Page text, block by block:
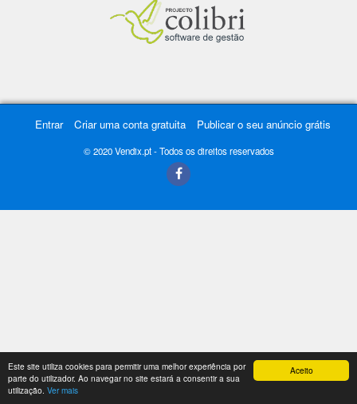
Aceito
Este site utiliza cookies para permitir uma melhor experiência por
parte do utilizador. Ao navegar no site estará a consentir a sua
utilização. Ver mais
Entrar Criar uma conta gratuita Publicar o seu anúncio grátis
© 2020 Vendix.pt - Todos os direitos reservados